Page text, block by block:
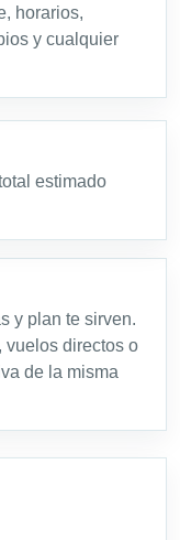
horarios,
y cualquier
estimado
y plan te sirven.
vuelos directos o
de la misma